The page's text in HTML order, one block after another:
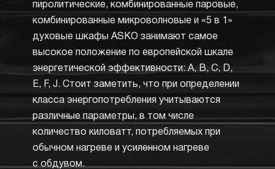
пиролитические, комбинированные паровые,
комбинированные микроволновые и «5 в 1»
духовые шкафы ASKO занимают самое
высокое положение по европейской шкале
энергетической эффективности: A, B, C, D,
E, F, J. Стоит заметить, что при определении
класса энергопотребления учитываются
различные параметры, в том числе
количество киловатт, потребляемых при
обычном нагреве и усиленном нагреве
с обдувом.
на